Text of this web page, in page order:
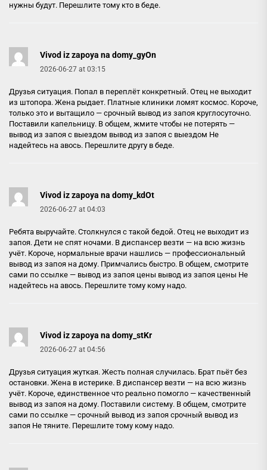
нужны будут. Перешлите тому кто в беде.
Vivod iz zapoya na domy_gyOn
2026-06-27 at 03:15
Друзья ситуация. Попал в переплёт конкретный. Отец не выходит
из штопора. Жена рыдает. Платные клиники ломят космос. Короче,
только это и вытащило — срочный вывод из запоя круглосуточно.
Поставили капельницу. В общем, жмите чтобы не потерять —
вывод из запоя с выездом вывод из запоя с выездом Не
надейтесь на авось. Перешлите другу в беде.
Vivod iz zapoya na domy_kdOt
2026-06-27 at 04:03
Ребята выручайте. Столкнулся с такой бедой. Отец не выходит из
запоя. Дети не спят ночами. В диспансер везти — на всю жизнь
учёт. Короче, нормальные врачи нашлись — профессиональный
вывод из запоя на дому. Примчались быстро. В общем, смотрите
сами по ссылке — вывод из запоя цены вывод из запоя цены Не
надейтесь на авось. Перешлите тому кому надо.
Vivod iz zapoya na domy_stKr
2026-06-27 at 04:56
Друзья ситуация жуткая. Жесть полная случилась. Брат пьёт без
остановки. Жена в истерике. В диспансер везти — на всю жизнь
учёт. Короче, единственное что реально помогло — качественный
вывод из запоя на дому. Поставили систему. В общем, смотрите
сами по ссылке — срочный вывод из запоя срочный вывод из
запоя Не тяните. Перешлите тому кому надо.